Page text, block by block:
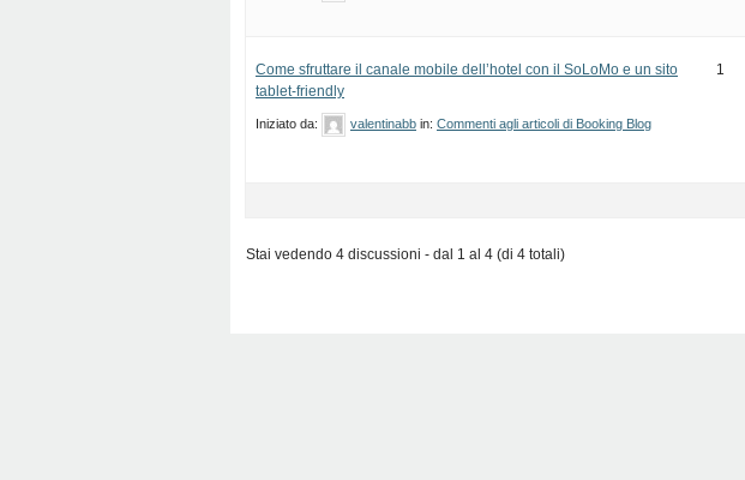
Come sfruttare il canale mobile dell’hotel con il SoLoMo e un sito
tablet-friendly
Iniziato da: valentinabb in: Commenti agli articoli di Booking Blog
1
Stai vedendo 4 discussioni - dal 1 al 4 (di 4 totali)